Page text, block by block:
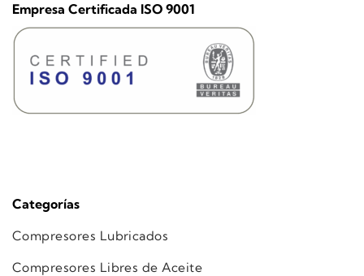
Categorías
Compresores Lubricados
Compresores Libres de Aceite
Empresa Certificada ISO 9001